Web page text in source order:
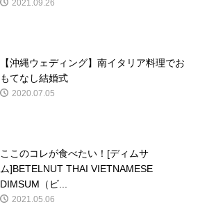
2021.09.26
【沖縄ウェディング】南イタリア料理でお
もてなし結婚式
2020.07.05
ここのコレが食べたい！[ディムサ
ム]BETELNUT THAI VIETNAMESE
DIMSUM（ビ...
2021.05.06